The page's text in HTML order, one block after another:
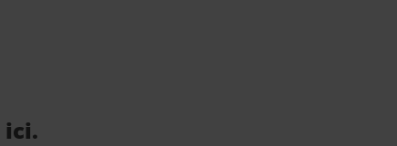
ici.